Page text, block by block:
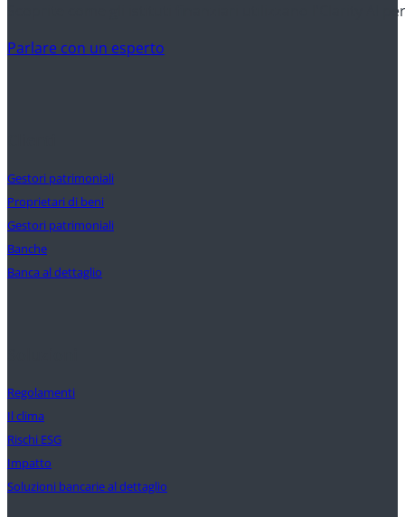
Scoprite come gli istituti finanziari utilizzano l'Clarity AI
Parlare con un esperto
Gestori patrimoniali
Proprietari di beni
Gestori patrimoniali
Banche
Banca al dettaglio
Regolamenti
Il clima
Rischi ESG
Impatto
Soluzioni bancarie al dettaglio